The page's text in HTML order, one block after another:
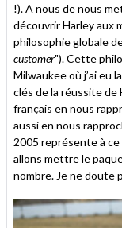
!). A nous de nous
découvrir Harley aux
philosophie globale
customer"). Cette
Milwaukee où j’ai eu
clés de la réussite de
français en nous
aussi en nous
2005 représente à
allons mettre le
nombre. Je ne doute